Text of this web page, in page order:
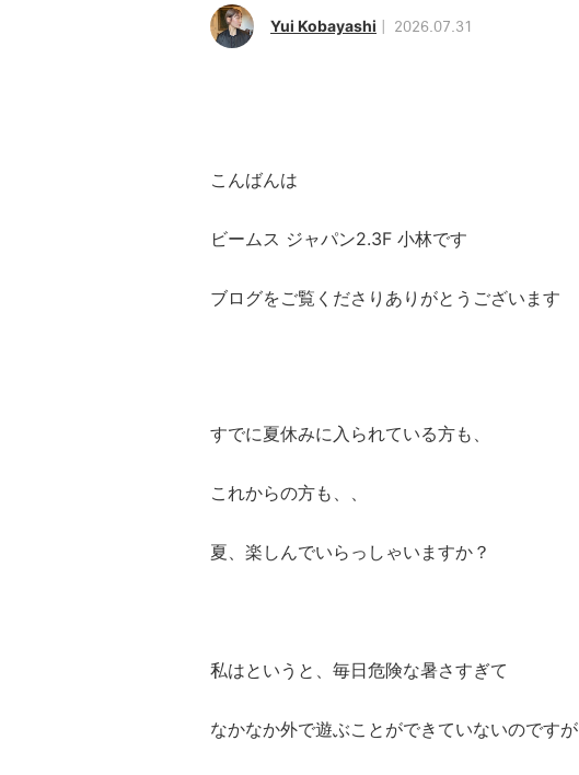
Yui Kobayashi 2026.07.31
こんばんは
ビームス ジャパン2.3F 小林です
ブログをご覧くださりありがとうございます
すでに夏休みに入られている方も、
これからの方も、、
夏、楽しんでいらっしゃいますか？
私はというと、毎日危険な暑さすぎて
なかなか外で遊ぶことができていないのですが